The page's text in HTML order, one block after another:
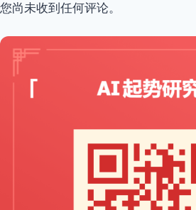
您尚未收到任何评论。